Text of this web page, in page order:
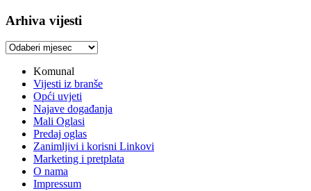
Arhiva vijesti
Arhiva
Komunal
Vijesti iz branše
Opći uvjeti
Najave događanja
Mali Oglasi
Predaj oglas
Zanimljivi i korisni Linkovi
Marketing i pretplata
O nama
Impressum